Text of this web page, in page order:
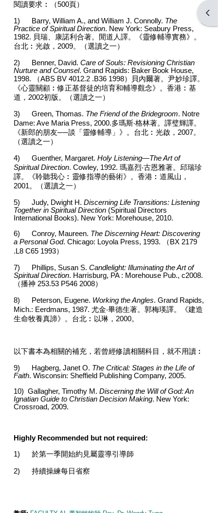
打
閱讀要求︰（500頁）
1) Barry, William A., and William J. Connolly. The
Practice of Spiritual Direction. New York: Seabury Press,
1982. 貝瑞、康諾利合著。閒道人譯。《靈修輔導實務》。
台北︰光啟， 2009。（選讀之一）
2) Benner, David. Care of Souls: Revisioning Christian
Nurture and Counsel. Grand Rapids: Baker Book House,
1998.
（ABS BV 4012.2 .B36 1998）貝內爾著。尹妙珍譯。
《心靈關顧︰修正基督徒的培育和輔導觀念》。香港︰基
道， 2002初版。（選讀之一）
3) Green, Thomas. The Friend of the Bridegroom. Notre
Dame: Ave Maria Press, 2000.多瑪斯‧格林著。譯璧輝譯。
《新郎的朋友──談「靈修輔導」》。台北︰光啟， 2007。
（選讀之一）
4) Guenther, Margaret. Holy Listening—The Art of
Spiritual Direction. Cowley, 1992. 瑪嘉烈‧古恩雅著。邱瑞珍
譯。《聆聽我心︰靈修指導的藝術》。香港︰道風山，
2001。（選讀之一）
5) Judy, Dwight H. Discerning Life Transitions: Listening
Together in Spiritual Direction (Spiritual Directors
International Books). New York: Morehouse, 2010.
6) Conroy, Maureen. The Discerning Heart: Discovering
a Personal God. Chicago: Loyola Press, 1993. （ BX 2179
.L8 C65 1993）
7) Phillips, Susan S. Candlelight: Illuminating the Art of
Spiritual Direction. Harrisburg, PA : Morehouse Pub., c2008.
（播神 253.53 P546 2008）
8) Peterson, Eugene. Working the Angles. Grand Rapids,
Mich.: Eerdmans, 1987. 尤金‧畢德生著。郭梅瑛譯。《建造
生命牧養真諦》。台北︰以琳， 2000。
以下書本為相關的補充，若曾經修讀相關科目，就不用讀︰
9) Hagberg, Janet O. The Critical: Stages in the Life of
Faith. Wisconsin: Sheffield Publishing Company, 2005.
10) Gallagher, Timothy M. Discerning the Will of God: An
Ignatian Guide to Christian Decision Making. New York:
Crossroad, 2009.
Highly Recommended but not required:
1) 於第一季開始約見屬靈導引導師
2) 持續操練每日省察